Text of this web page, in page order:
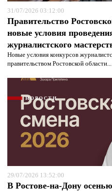
31/07/2026 03:12:00
Правительство
новые условия
журналистского
Новые условия конкурсов
правительством Ростовской области...
НОВОСТИ
29/07/2026 13:52:00
В Ростове-на-Дону